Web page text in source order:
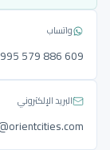
واتساب
579 886 609
البريد الإلكتروني